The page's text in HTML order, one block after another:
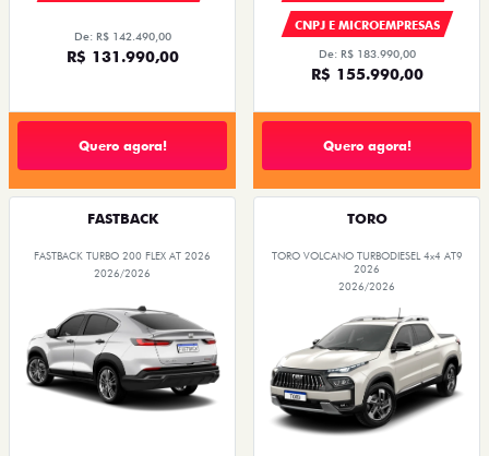
De: R$ 142.490,00
R$ 131.990,00
Quero agora!
CNPJ E MICROEMPRESAS
De: R$ 183.990,00
R$ 155.990,00
Quero agora!
FASTBACK
FASTBACK TURBO 200 FLEX AT 2026
2026/2026
TORO
TORO VOLCANO TURBODIESEL 4x4 AT9
2026
2026/2026